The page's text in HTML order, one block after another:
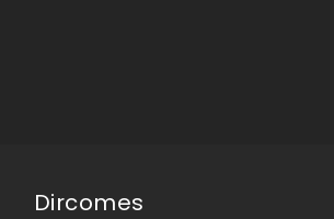
Dircomes